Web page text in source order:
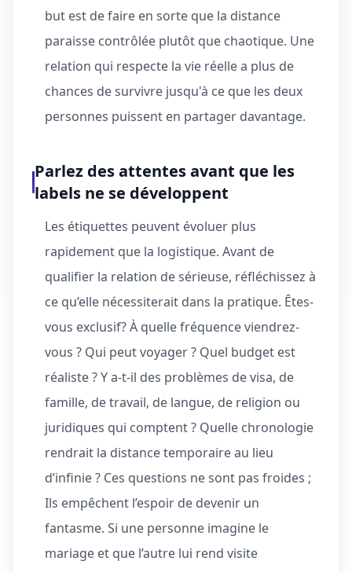
but est de faire en sorte que la distance
paraisse contrôlée plutôt que chaotique. Une
relation qui respecte la vie réelle a plus de
chances de survivre jusqu'à ce que les deux
personnes puissent en partager davantage.
Parlez des attentes avant que les
labels ne se développent
Les étiquettes peuvent évoluer plus
rapidement que la logistique. Avant de
qualifier la relation de sérieuse, réfléchissez à
ce qu’elle nécessiterait dans la pratique. Êtes-
vous exclusif? À quelle fréquence viendrez-
vous ? Qui peut voyager ? Quel budget est
réaliste ? Y a-t-il des problèmes de visa, de
famille, de travail, de langue, de religion ou
juridiques qui comptent ? Quelle chronologie
rendrait la distance temporaire au lieu
d’infinie ? Ces questions ne sont pas froides ;
Ils empêchent l’espoir de devenir un
fantasme. Si une personne imagine le
mariage et que l’autre lui rend visite